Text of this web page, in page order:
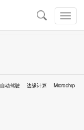
切
换
导
导
航
自动驾驶 边缘计算 Microchip